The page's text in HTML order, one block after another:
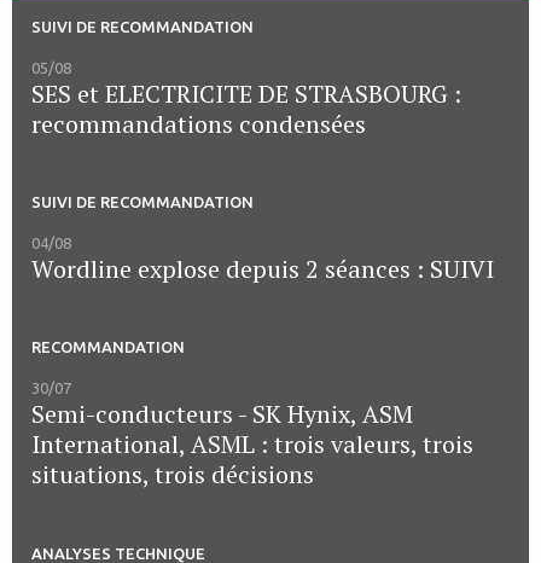
SUIVI DE RECOMMANDATION
05/08
SES et ELECTRICITE DE STRASBOURG :
recommandations condensées
SUIVI DE RECOMMANDATION
04/08
Wordline explose depuis 2 séances : SUIVI
RECOMMANDATION
30/07
Semi-conducteurs - SK Hynix, ASM
International, ASML : trois valeurs, trois
situations, trois décisions
ANALYSES TECHNIQUE